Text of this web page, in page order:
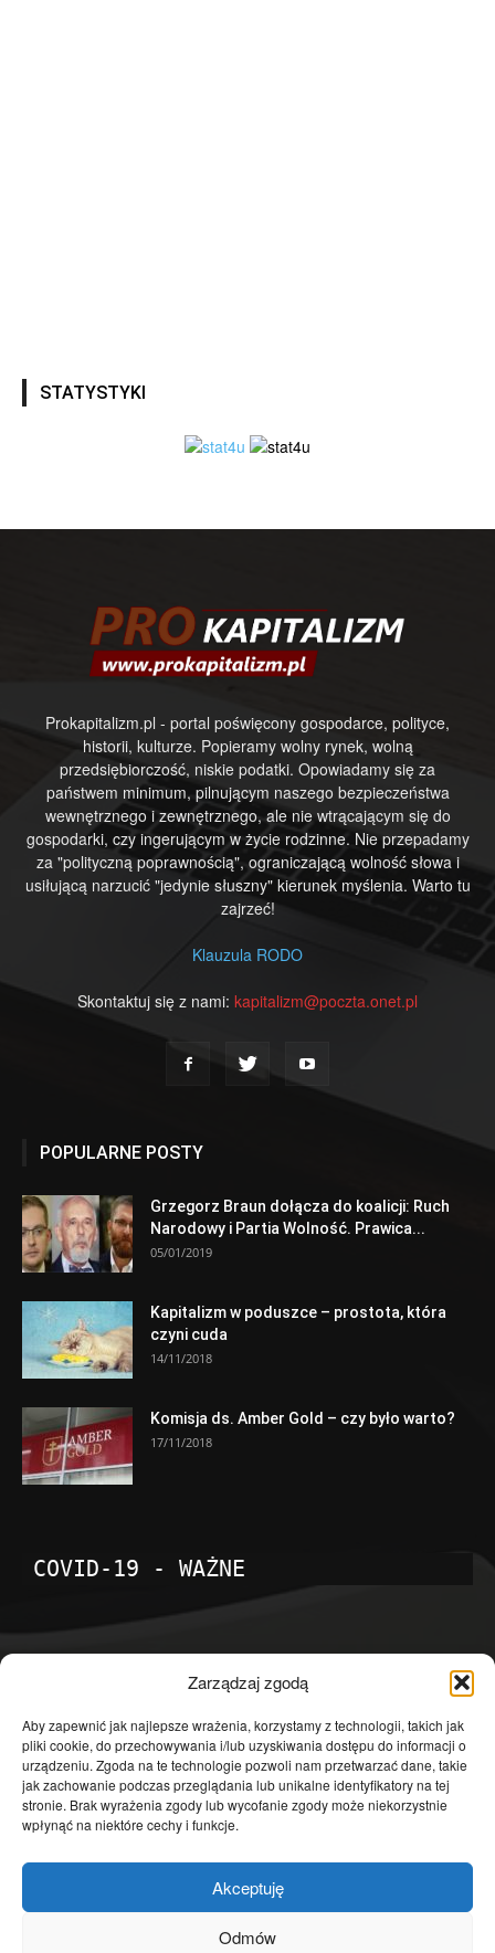
Zarządzaj zgodą
Aby zapewnić jak najlepsze wrażenia, korzystamy z technologii, takich jak
pliki cookie, do przechowywania i/lub uzyskiwania dostępu do informacji o
urządzeniu. Zgoda na te technologie pozwoli nam przetwarzać dane, takie
jak zachowanie podczas przeglądania lub unikalne identyfikatory na tej
stronie. Brak wyrażenia zgody lub wycofanie zgody może niekorzystnie
wpłynąć na niektóre cechy i funkcje.
Akceptuję
Odmów
STATYSTYKI
Prokapitalizm.pl - portal poświęcony gospodarce, polityce,
historii, kulturze. Popieramy wolny rynek, wolną
przedsiębiorczość, niskie podatki. Opowiadamy się za
państwem minimum, pilnującym naszego bezpieczeństwa
wewnętrznego i zewnętrznego, ale nie wtrącającym się do
gospodarki, czy ingerującym w życie rodzinne. Nie przepadamy
za "polityczną poprawnością", ograniczającą wolność słowa i
usiłującą narzucić "jedynie słuszny" kierunek myślenia. Warto tu
zajrzeć!
Klauzula RODO
Skontaktuj się z nami: kapitalizm@poczta.onet.pl
POPULARNE POSTY
Grzegorz Braun dołącza do koalicji: Ruch
Narodowy i Partia Wolność. Prawica...
05/01/2019
Kapitalizm w poduszce – prostota, która
czyni cuda
14/11/2018
Komisja ds. Amber Gold – czy było warto?
17/11/2018
COVID-19 - WAŻNE
Temat dnia
4601
Publicystyka
4363
Polityka
3639
Polska
Społeczeństwo
2823